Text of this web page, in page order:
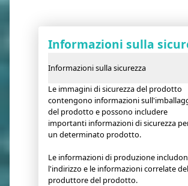
Informazioni sulla
Informazioni sulla sicurezza
Le immagini di sicurezza del prodotto
contengono informazioni
del prodotto e possono includere
importanti informazioni di sicurezza
un determinato prodotto.
Le informazioni di produzione
l'indirizzo e le informazioni correlate del
produttore del prodotto.